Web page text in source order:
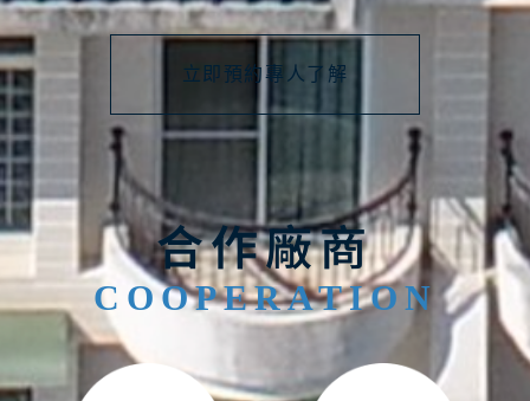
立即預約專人了解
合作廠商
COOPERATION